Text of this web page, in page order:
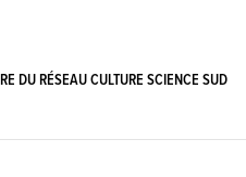
DU RÉSEAU CULTURE SCIENCE SUD